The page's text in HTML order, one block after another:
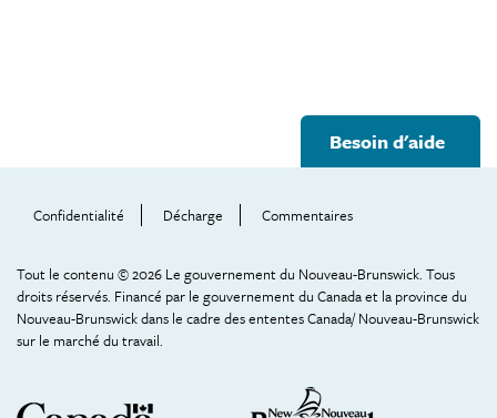
Menu
Besoin d'aide
Confidentialité Décharge Commentaires
Tout le contenu © 2026 Le gouvernement du Nouveau-Brunswick. Tous
droits réservés. Financé par le gouvernement du Canada et la province du
Nouveau-Brunswick dans le cadre des ententes Canada/ Nouveau-Brunswick
sur le marché du travail.